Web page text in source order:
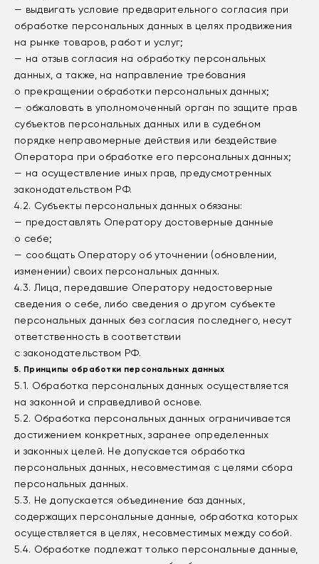
— выдвигать условие предварительного согласия при
обработке персональных данных в целях продвижения
на рынке товаров, работ и услуг;
— на отзыв согласия на обработку персональных
данных, а также, на направление требования
о прекращении обработки персональных данных;
— обжаловать в уполномоченный орган по защите прав
субъектов персональных данных или в судебном
порядке неправомерные действия или бездействие
Оператора при обработке его персональных данных;
— на осуществление иных прав, предусмотренных
законодательством РФ.
4.2. Субъекты персональных данных обязаны:
— предоставлять Оператору достоверные данные
о себе;
— сообщать Оператору об уточнении (обновлении,
изменении) своих персональных данных.
4.3. Лица, передавшие Оператору недостоверные
сведения о себе, либо сведения о другом субъекте
персональных данных без согласия последнего, несут
ответственность в соответствии
с законодательством РФ.
5. Принципы обработки персональных данных
5.1. Обработка персональных данных осуществляется
на законной и справедливой основе.
5.2. Обработка персональных данных ограничивается
достижением конкретных, заранее определенных
и законных целей. Не допускается обработка
персональных данных, несовместимая с целями сбора
персональных данных.
5.3. Не допускается объединение баз данных,
содержащих персональные данные, обработка которых
осуществляется в целях, несовместимых между собой.
5.4. Обработке подлежат только персональные данные,